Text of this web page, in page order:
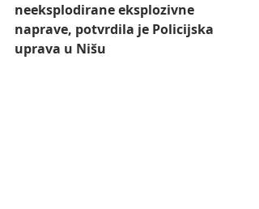
neeksplodirane eksplozivne
naprave, potvrdila je Policijska
uprava u Nišu